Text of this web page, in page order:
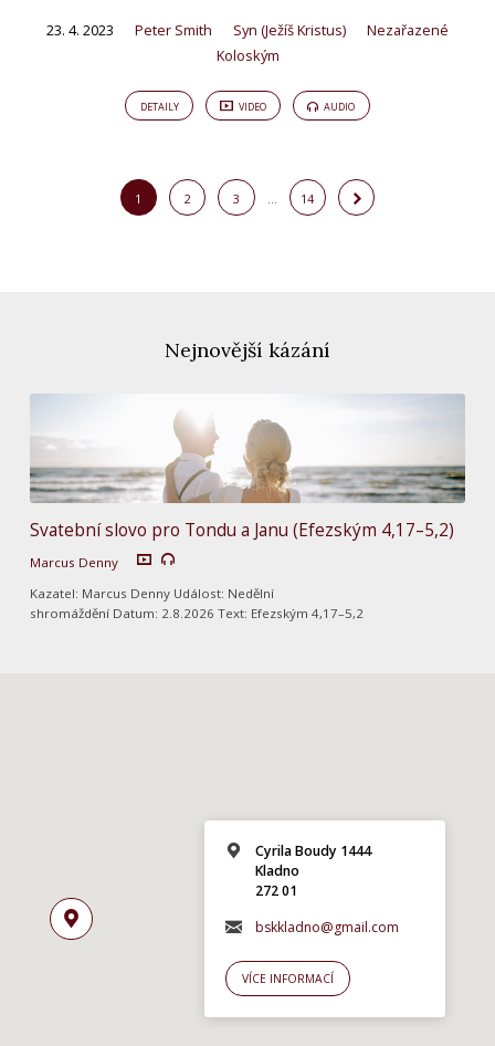
23. 4. 2023 Peter Smith Syn (Ježíš Kristus)
Nezařazené
Koloským
DETAILY VIDEO AUDIO
1 2 3 … 14
Nejnovější kázání
Svatební slovo pro Tondu a Janu (Efezským 4,17–5,2)
Marcus Denny
Kazatel: Marcus Denny Událost: Nedělní
shromáždění Datum: 2.8.2026 Text: Efezským 4,17–5,2
Cyrila Boudy 1444
Kladno
272 01
bskkladno@gmail.com
VÍCE INFORMACÍ